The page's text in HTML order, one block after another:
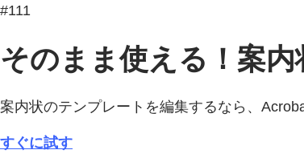
#111
そのまま使える！案内
案内状のテンプレートを編集するなら、
すぐに試す